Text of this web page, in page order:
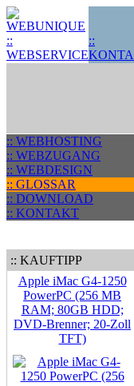
::
:: WEBHOSTING
:: WEBZUGANG
:: WEBDESIGN
:: GLOSSAR
:: DOWNLOAD
:: KONTAKT
:: KAUFTIPP
Apple iMac G4-1250
PowerPC (256 MB
RAM; 80GB HDD;
DVD-Brenner; 20-Zoll
TFT)